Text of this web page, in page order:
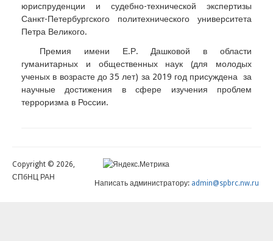
юриспруденции и судебно-технической экспертизы
Санкт-Петербургского политехнического университета
Петра Великого.
Премия имени Е.Р. Дашковой в области
гуманитарных и общественных наук (для молодых
ученых в возрасте до 35 лет) за 2019 год присуждена за
научные достижения в сфере изучения проблем
терроризма в России.
Copyright © 2026,
СПбНЦ РАН
Написать администратору: admin@spbrc.nw.ru